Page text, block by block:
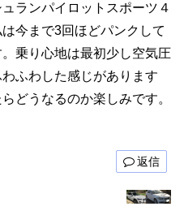
ランパイロットスポーツ４
今まで3回ほどパンクして
乗り心地は最初少し空気圧
ふわした感じがあります
どうなるのか楽しみです。
返信